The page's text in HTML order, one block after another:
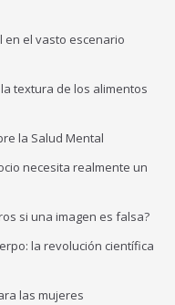
el vasto escenario
textura de los alimentos
la Salud Mental
necesita realmente un
si una imagen es falsa?
la revolución científica
las mujeres